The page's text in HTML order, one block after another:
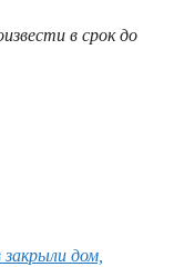
в срок до
дом,